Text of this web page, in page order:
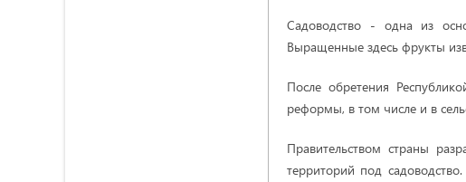
Садоводство - одна из
Выращенные здесь фрукты
После обретения
реформы, в том числе и в
Правительством страны
территорий под